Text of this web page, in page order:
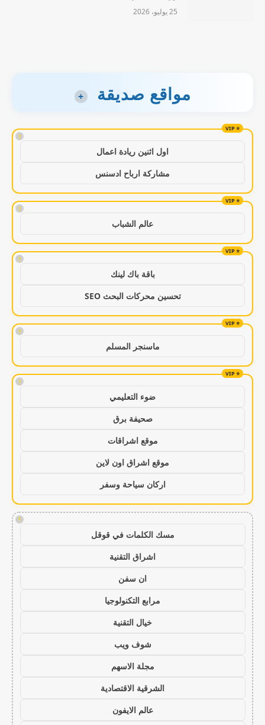
25 يوليو، 2026
مواقع صديقة +
!
اول اثنين ريادة اعمال
مشاركة ارباح ادسنس
!
عالم الشباب
!
باقة باك لينك
تحسين محركات البحث SEO
!
ماسنجر المسلم
!
ضوء التعليمي
صحيفة برق
موقع اشراقات
موقع اشراق اون لاين
اركان سياحة وسفر
!
مسك الكلمات في قوقل
اشراق التقنية
ان سفن
مرابع التكنولوجيا
خيال التقنية
شوف ويب
مجلة الاسهم
الشرقية الاقتصادية
عالم الايفون